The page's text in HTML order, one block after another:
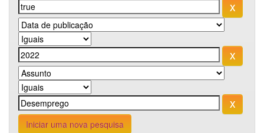
Iniciar uma nova pesquisa